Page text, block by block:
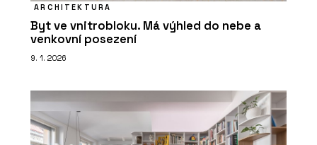
ARCHITEKTURA
Byt ve vnitrobloku. Má výhled do nebe a
venkovní posezení
9. 1. 2026